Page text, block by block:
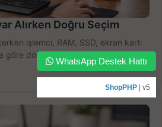
Alırken Doğru Seçim
işlemci, RAM, SSD, ekran kartı
göre doğru modeli bulun, bütçenizi
WhatsApp Destek Hattı
ShopPHP | v5